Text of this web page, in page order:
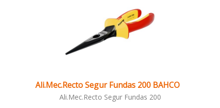
Ali.Mec.Recto Segur Fundas 200 BAHCO
Ali.Mec.Recto Segur Fundas 200